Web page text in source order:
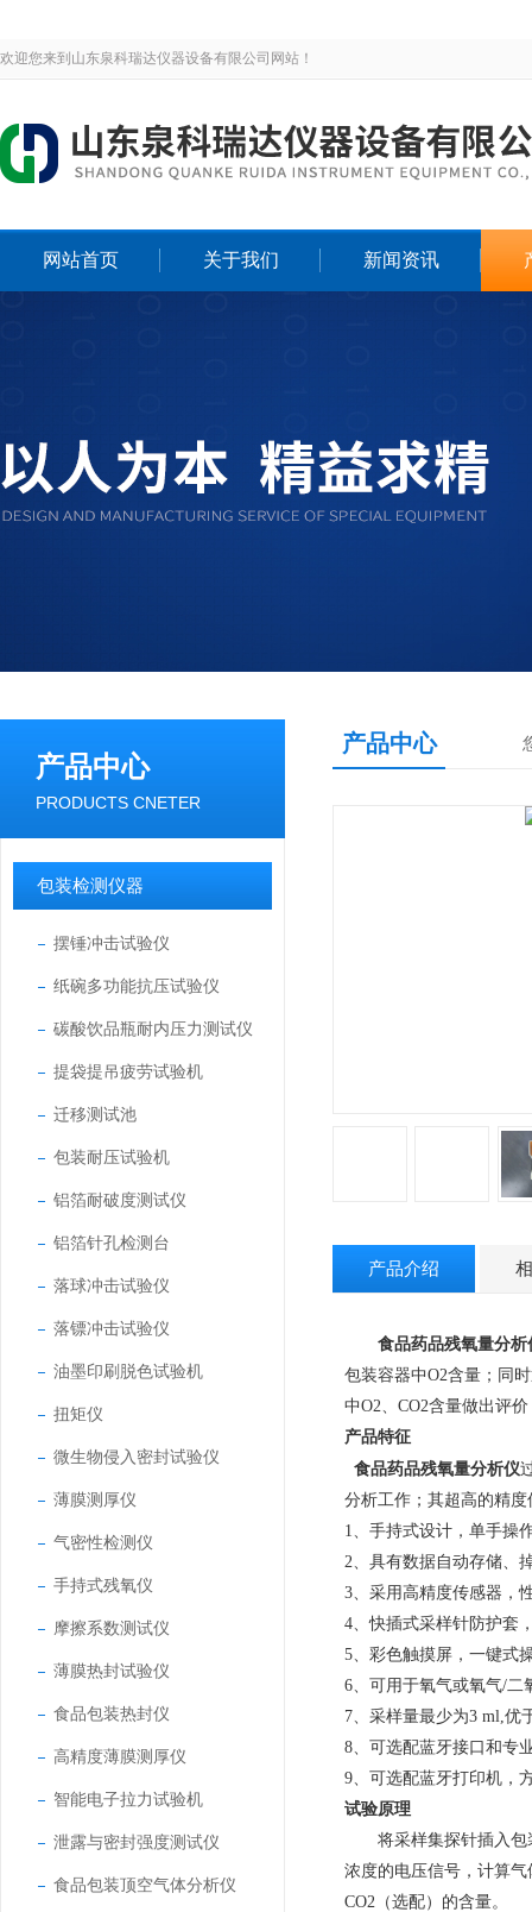
欢迎您来到山东泉科瑞达仪器设备有限公司网站！
网站首页 关于我们 新闻资讯
产品中心
PRODUCTS CNETER
包装检测仪器
摆锤冲击试验仪
纸碗多功能抗压试验仪
碳酸饮品瓶耐内压力测试仪
提袋提吊疲劳试验机
迁移测试池
包装耐压试验机
铝箔耐破度测试仪
铝箔针孔检测台
落球冲击试验仪
落镖冲击试验仪
油墨印刷脱色试验机
扭矩仪
微生物侵入密封试验仪
薄膜测厚仪
气密性检测仪
手持式残氧仪
摩擦系数测试仪
薄膜热封试验仪
食品包装热封仪
高精度薄膜测厚仪
智能电子拉力试验机
泄露与密封强度测试仪
食品包装顶空气体分析仪
产品中心
产品介绍
食品药品残氧量分析
包装容器中O2含量；同
中O2、CO2含量做出评
产品特征
食品药品残氧量分析仪
分析工作 ；其超高的精
1、 手持式设计，单手操
2、 具有数据自动存储、
3、 采用高精度传感器，
4、快插式采样针防护套
5、 彩色触摸屏，一键式
6、 可用于氧气或氧气/二
7、 采样量最少为3 ml,优
8、 可选配蓝牙接口和专
9、 可选配蓝牙打印机，
试验原理
将采样集探针插入
浓度的电压信号，计算
CO2（选配）的含量。